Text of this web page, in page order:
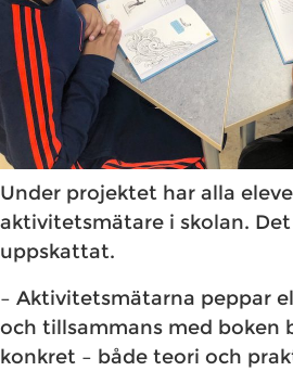
Under projektet har alla
aktivitetsmätare i skolan.
uppskattat.
– Aktivitetsmätarna peppar
och tillsammans med boken
konkret – både teori och